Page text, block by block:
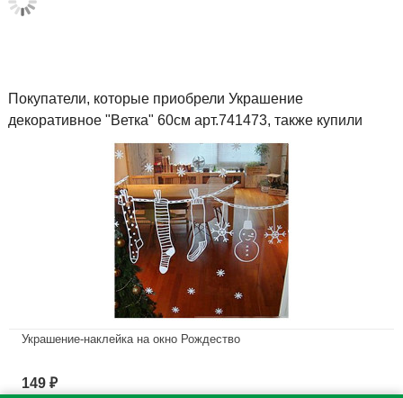
Покупатели, которые приобрели Украшение
декоративное "Ветка" 60см арт.741473, также купили
Украшение-наклейка на окно Рождество
149 ₽